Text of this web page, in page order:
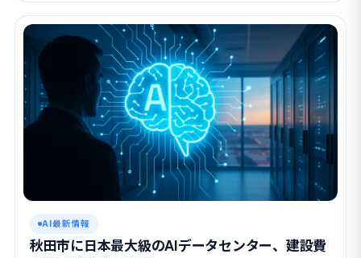
AI最新情報
秋田市に日本最大級のAIデータセンター、建設費